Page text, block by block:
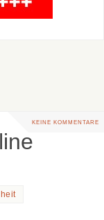
KEINE KOMMENTARE